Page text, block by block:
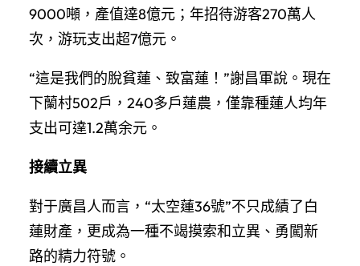
9000噸，產值達8億元；年招待游客270萬人
次，游玩支出超7億元。
“這是我們的脫貧蓮、致富蓮！”謝昌軍說。現在
下蘭村502戶，240多戶蓮農，僅靠種蓮人均年
支出可達1.2萬余元。
接續立異
對于廣昌人而言，“太空蓮36號”不只成績了白
蓮財產，更成為一種不竭摸索和立異、勇闖新
路的精力符號。